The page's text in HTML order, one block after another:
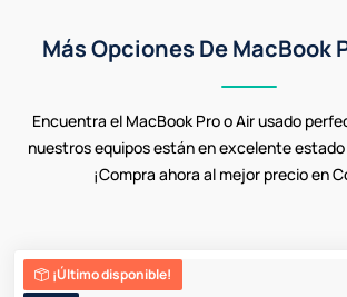
Más Opciones De MacBook
Encuentra el MacBook Pro o Air usado
nuestros equipos están en excelente
¡Compra ahora al mejor precio en
¡Último disponible!